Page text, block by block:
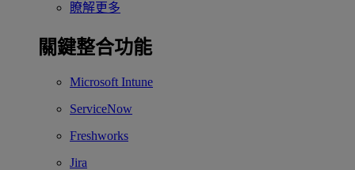
瞭解更多
關鍵整合功能
Microsoft Intune
ServiceNow
Freshworks
Jira